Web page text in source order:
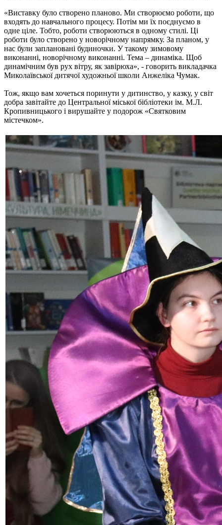
«Виставку було створено планово. Ми створюємо роботи, що
входять до навчального процесу. Потім ми їх поєднуємо в
одне ціле. Тобто, роботи створюються в одному стилі. Ці
роботи було створено у новорічному напрямку. За планом, у
нас були заплановані будиночки. У такому зимовому
виконанні, новорічному виконанні. Тема – динаміка. Щоб
динамічним був рух вітру, як завірюха», - говорить викладачка
Миколаївської дитячої художньої школи Анжеліка Чумак.
Тож, якщо вам хочеться поринути у дитинство, у казку, у світ
добра завітайте до Центральної міської бібліотеки ім. М.Л.
Кропивницького і вирушайте у подорож «Святковим
містечком».